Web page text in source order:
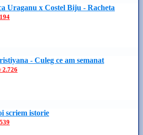
Uraganu x Costel Biju - Racheta
- Culeg ce am semanat
2.726
scriem istorie